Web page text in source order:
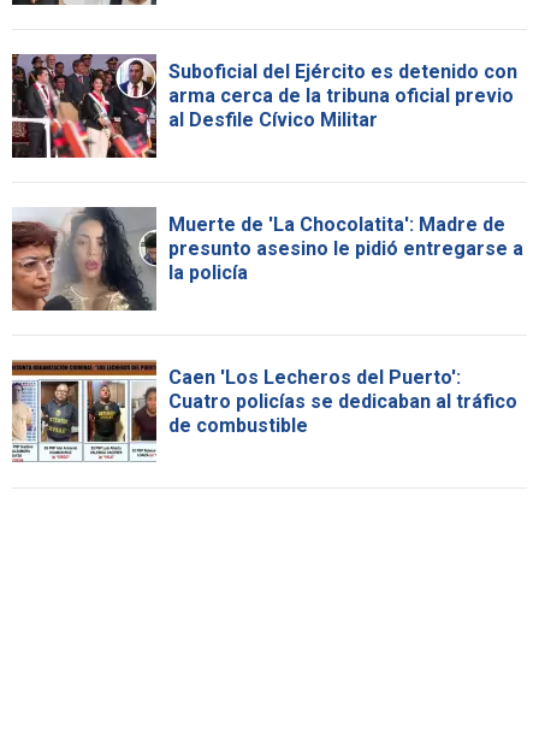
Suboficial del Ejército es detenido con
arma cerca de la tribuna oficial previo
al Desfile Cívico Militar
Muerte de 'La Chocolatita': Madre de
presunto asesino le pidió entregarse a
la policía
Caen 'Los Lecheros del Puerto':
Cuatro policías se dedicaban al tráfico
de combustible